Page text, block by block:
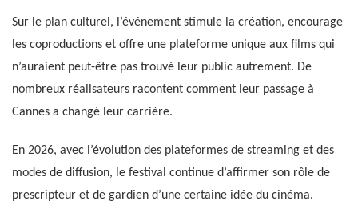
Sur le plan culturel, l’événement stimule la création, encourage
les coproductions et offre une plateforme unique aux films qui
n’auraient peut-être pas trouvé leur public autrement. De
nombreux réalisateurs racontent comment leur passage à
Cannes a changé leur carrière.
En 2026, avec l’évolution des plateformes de streaming et des
modes de diffusion, le festival continue d’affirmer son rôle de
prescripteur et de gardien d’une certaine idée du cinéma.